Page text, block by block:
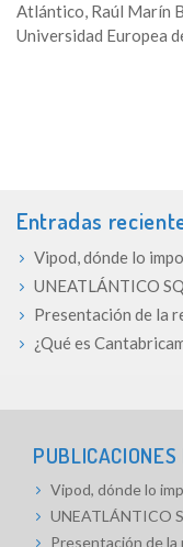
Atlántico, Raúl Marín
Universidad Europea
Entradas
Vipod, dónde lo
UNEATLÁNTICO
Presentación de la
¿Qué es
Vipod, dónde lo
UNEATLÁNTICO
Presentación de la